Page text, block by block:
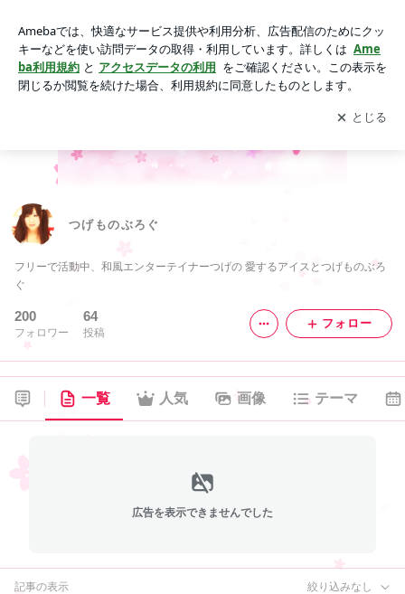
アプリをダウンロードして ブログの更新通知
を受け取りまし
ょう。
開く
つげものぶろぐ
フリーで活動中、和風エンターテイナーつげの 愛するアイスとつげものぶろ
ぐ
200
フォロワー
64
投稿
フォロー
一覧 人気 画像 テーマ
広告を表示できませんでした
記事の表示 絞り込みなし